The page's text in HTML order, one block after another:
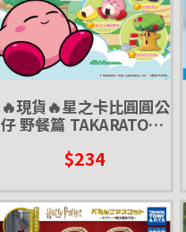
🔥現貨🔥星之卡比圓圓公
仔 野餐篇 TAKARATOMY
金屬騎士 風語大樹 點心
$234